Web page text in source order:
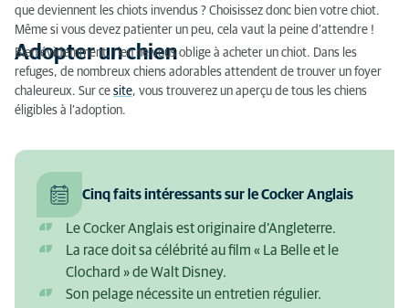
que deviennent les chiots invendus ? Choisissez donc bien votre chiot.
Même si vous devez patienter un peu, cela vaut la peine d’attendre !
Adopter un chien
Bien évidemment, rien ne vous oblige à acheter un chiot. Dans les
refuges, de nombreux chiens adorables attendent de trouver un foyer
chaleureux. Sur ce site, vous trouverez un aperçu de tous les chiens
éligibles à l’adoption.
Cinq faits intéressants sur le Cocker Anglais
Le Cocker Anglais est originaire d’Angleterre.
La race doit sa célébrité au film « La Belle et le
Clochard » de Walt Disney.
Son pelage nécessite un entretien régulier.